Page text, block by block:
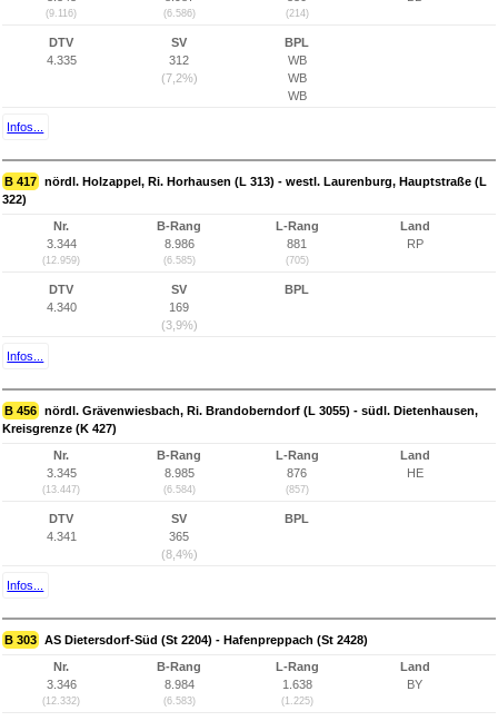
(9.116) (6.586) (214)
DTV
4.335
SV
312
(7,2%)
BPL
WB
WB
WB
Infos...
B 417 nördl. Holzappel, Ri. Horhausen (L 313) - westl. Laurenburg, Hauptstraße (L
322)
Nr.
3.344
(12.959)
B-Rang
8.986
(6.585)
L-Rang
881
(705)
Land
RP
DTV
4.340
SV
169
(3,9%)
BPL
Infos...
B 456 nördl. Grävenwiesbach, Ri. Brandoberndorf (L 3055) - südl. Dietenhausen,
Kreisgrenze (K 427)
Nr.
3.345
(13.447)
B-Rang
8.985
(6.584)
L-Rang
876
(857)
Land
HE
DTV
4.341
SV
365
(8,4%)
BPL
Infos...
B 303 AS Dietersdorf-Süd (St 2204) - Hafenpreppach (St 2428)
Nr.
3.346
(12.332)
B-Rang
8.984
(6.583)
L-Rang
1.638
(1.225)
Land
BY